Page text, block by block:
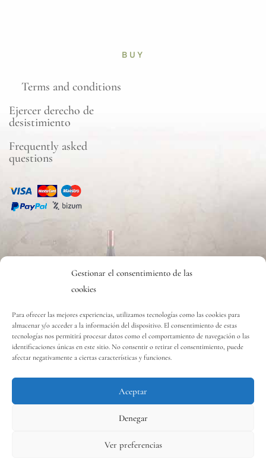
Gestionar el consentimiento de las
cookies
Para ofrecer las mejores experiencias, utilizamos tecnologías como las cookies para
almacenar y/o acceder a la información del dispositivo. El consentimiento de estas
tecnologías nos permitirá procesar datos como el comportamiento de navegación o las
identificaciones únicas en este sitio. No consentir o retirar el consentimiento, puede
afectar negativamente a ciertas características y funciones.
Aceptar
Denegar
Ver preferencias
BUY
Terms and conditions
Ejercer derecho de
desistimiento
Frequently asked
questions
Contact
Copyright © 2020 Vinos y Delicias S.L.